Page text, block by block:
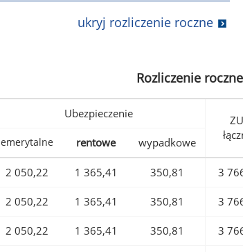
ukryj rozliczenie roczne
Rozliczenie
Ubezpieczenie
emerytalne rentowe wypadkowe
2 050,22 1 365,41 350,81 3
2 050,22 1 365,41 350,81 3
2 050,22 1 365,41 350,81 3